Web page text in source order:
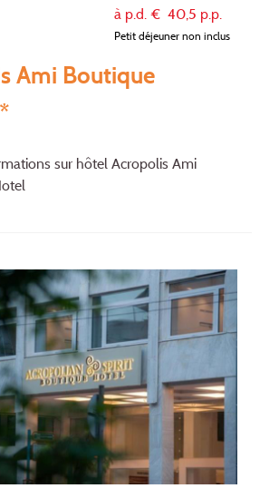
à p.d. € 40,5 p.p.
Petit déjeuner non inclus
Ami Boutique
sur hôtel Acropolis Ami